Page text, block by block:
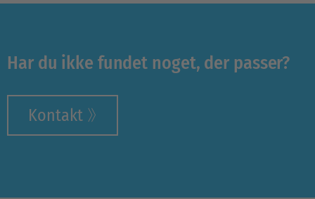
Har du ikke fundet noget, der passer?
Kontakt